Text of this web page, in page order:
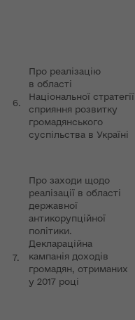
6.
Про реалізацію
в області
Національної стратегії
сприяння розвитку
громадянського
суспільства в Україні
7.
Про заходи щодо
реалізації в області
державної
антикорупційної
політики.
Деклараційна
кампанія доходів
громадян, отриманих
у 2017 році